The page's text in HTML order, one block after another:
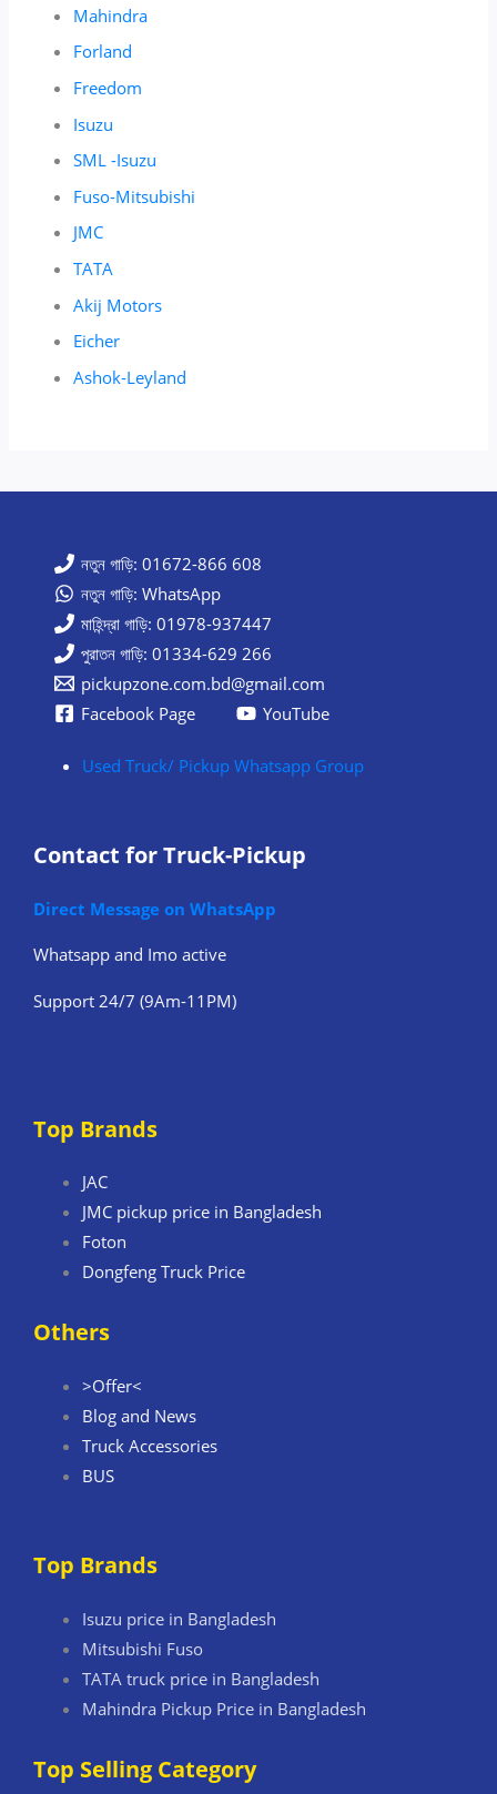
Mahindra
Forland
Freedom
Isuzu
SML -Isuzu
Fuso-Mitsubishi
JMC
TATA
Akij Motors
Eicher
Ashok-Leyland
নতুন গাড়ি: 01672-866 608
নতুন গাড়ি: WhatsApp
মাহিন্দ্রা গাড়ি: 01978-937447
পুরাতন গাড়ি: 01334-629 266
pickupzone.com.bd@gmail.com
Facebook Page
YouTube
Used Truck/ Pickup Whatsapp Group
Contact for Truck-Pickup
Direct Message on WhatsApp
Whatsapp and Imo active
Support 24/7 (9Am-11PM)
Top Brands
JAC
JMC pickup price in Bangladesh
Foton
Dongfeng Truck Price
Others
>Offer<
Blog and News
Truck Accessories
BUS
Top Brands
Isuzu price in Bangladesh
Mitsubishi Fuso
TATA truck price in Bangladesh
Mahindra Pickup Price in Bangladesh
Top Selling Category